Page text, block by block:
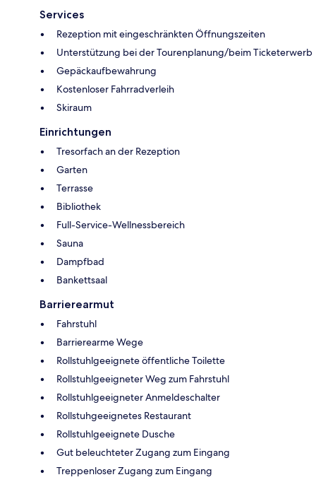
Services
Rezeption mit eingeschränkten Öffnungszeiten
Unterstützung bei der Tourenplanung/beim Ticketerwerb
Gepäckaufbewahrung
Kostenloser Fahrradverleih
Skiraum
Einrichtungen
Tresorfach an der Rezeption
Garten
Terrasse
Bibliothek
Full-Service-Wellnessbereich
Sauna
Dampfbad
Bankettsaal
Barrierearmut
Fahrstuhl
Barrierearme Wege
Rollstuhlgeeignete öffentliche Toilette
Rollstuhlgeeigneter Weg zum Fahrstuhl
Rollstuhlgeeigneter Anmeldeschalter
Rollstuhgeeignetes Restaurant
Rollstuhlgeeignete Dusche
Gut beleuchteter Zugang zum Eingang
Treppenloser Zugang zum Eingang